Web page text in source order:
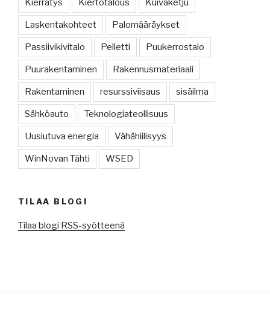
Kierrätys Kiertotalous Kuivaketju
Laskentakohteet Palomääräykset
Passiivikivitalo Pelletti Puukerrostalo
Puurakentaminen Rakennusmateriaali
Rakentaminen resurssiviisaus sisäilma
Sähköauto Teknologiateollisuus
Uusiutuva energia Vähähiilisyys
WinNovan Tähti WSED
TILAA BLOGI
Tilaa blogi RSS-syötteenä